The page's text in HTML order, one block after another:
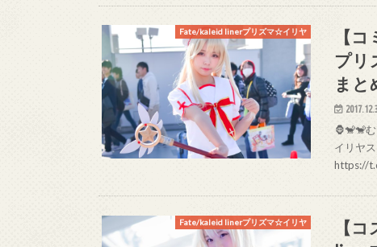
Fate/kaleid linerプリズマ☆イリヤ
【
プリ
まと
🦍🐒🐒
イリヤ
https://
Fate/kaleid linerプリズマ☆イリヤ
【